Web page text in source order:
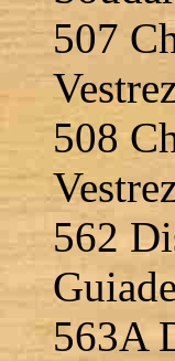
507
508
562
563A